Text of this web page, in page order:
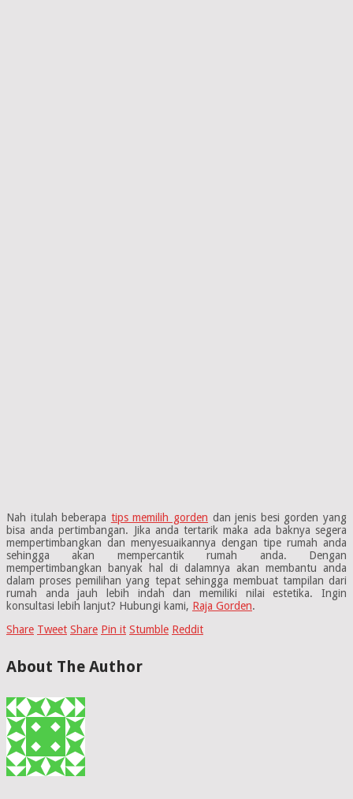
Nah itulah beberapa tips memilih gorden dan jenis besi gorden yang
bisa anda pertimbangan. Jika anda tertarik maka ada baknya segera
mempertimbangkan dan menyesuaikannya dengan tipe rumah anda
sehingga akan mempercantik rumah anda. Dengan
mempertimbangkan banyak hal di dalamnya akan membantu anda
dalam proses pemilihan yang tepat sehingga membuat tampilan dari
rumah anda jauh lebih indah dan memiliki nilai estetika. Ingin
konsultasi lebih lanjut? Hubungi kami, Raja Gorden.
Share Tweet Share Pin it Stumble Reddit
About The Author